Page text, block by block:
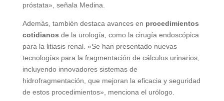
próstata», señala Medina.
Además, también destaca avances en procedimientos
cotidianos de la urología, como la cirugía endoscópica
para la litiasis renal. «Se han presentado nuevas
tecnologías para la fragmentación de cálculos urinarios,
incluyendo innovadores sistemas de
hidrofragmentación, que mejoran la eficacia y seguridad
de estos procedimientos», menciona el urólogo.